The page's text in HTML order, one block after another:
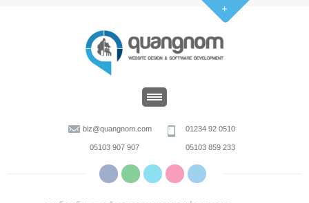
biz@quangnom.com 01234 92 0510
05103 907 907 05103 859 233